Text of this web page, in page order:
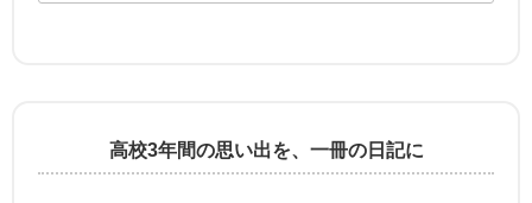
高校3年間の思い出を、一冊の日記に